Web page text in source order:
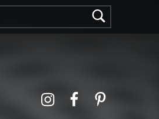
Instagram
FacebookPinterest